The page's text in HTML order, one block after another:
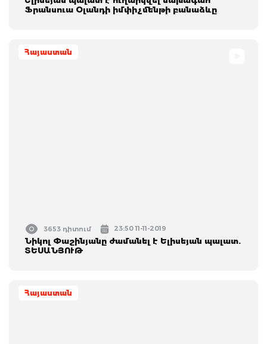
Ֆրանսուա Օլանդի իմփիչմենթի բանաձևը
Հայաստան
3653 դիտում 23:50 11-11-2019
Նիկոլ Փաշինյանը ժամանել է Ելիսեյան պալատ.
ՏԵՍԱՆՅՈՒԹ
Հայաստան